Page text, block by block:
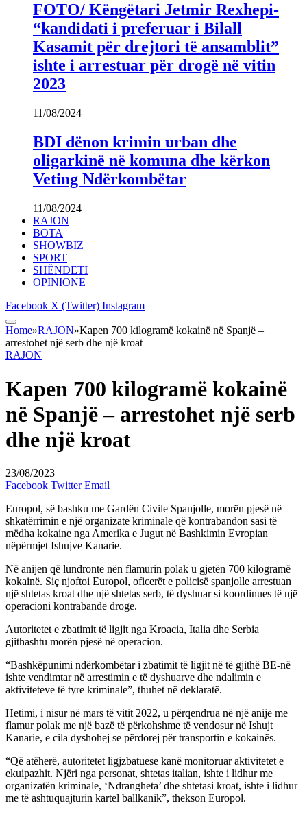
FOTO/ Këngëtari Jetmir Rexhepi-
“kandidati i preferuar i Bilall
Kasamit për drejtori të ansamblit”
ishte i arrestuar për drogë në vitin
2023
11/08/2024
BDI dënon krimin urban dhe
oligarkinë në komuna dhe kërkon
Veting Ndërkombëtar
11/08/2024
RAJON
BOTA
SHOWBIZ
SPORT
SHËNDETI
OPINIONE
Facebook X (Twitter) Instagram
Home»RAJON»Kapen 700 kilogramë kokainë në Spanjë –
arrestohet një serb dhe një kroat
RAJON
Kapen 700 kilogramë kokainë
në Spanjë – arrestohet një serb
dhe një kroat
23/08/2023
Facebook Twitter Email
Europol, së bashku me Gardën Civile Spanjolle, morën pjesë në
shkatërrimin e një organizate kriminale që kontrabandon sasi të
mëdha kokaine nga Amerika e Jugut në Bashkimin Evropian
nëpërmjet Ishujve Kanarie.
Në anijen që lundronte nën flamurin polak u gjetën 700 kilogramë
kokainë. Siç njoftoi Europol, oficerët e policisë spanjolle arrestuan
një shtetas kroat dhe një shtetas serb, të dyshuar si koordinues të një
operacioni kontrabande droge.
Autoritetet e zbatimit të ligjit nga Kroacia, Italia dhe Serbia
gjithashtu morën pjesë në operacion.
“Bashkëpunimi ndërkombëtar i zbatimit të ligjit në të gjithë BE-në
ishte vendimtar në arrestimin e të dyshuarve dhe ndalimin e
aktiviteteve të tyre kriminale”, thuhet në deklaratë.
Hetimi, i nisur në mars të vitit 2022, u përqendrua në një anije me
flamur polak me një bazë të përkohshme të vendosur në Ishujt
Kanarie, e cila dyshohej se përdorej për transportin e kokainës.
“Që atëherë, autoritetet ligjzbatuese kanë monitoruar aktivitetet e
ekuipazhit. Njëri nga personat, shtetas italian, ishte i lidhur me
organizatën kriminale, ‘Ndrangheta’ dhe shtetasi kroat, ishte i lidhur
me të ashtuquajturin kartel ballkanik”, thekson Europol.